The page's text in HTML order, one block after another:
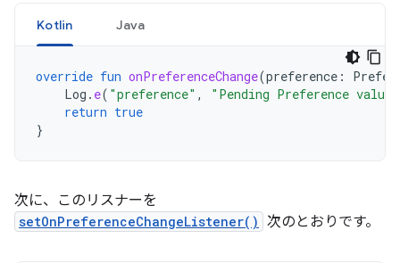
Kotlin Java
override fun onPreferenceChange(preference :
Log . e( "preference" ,
"Pending Preference
return true
}
次に、このリスナーを
setOnPreferenceChangeListener() 次のとおりです。